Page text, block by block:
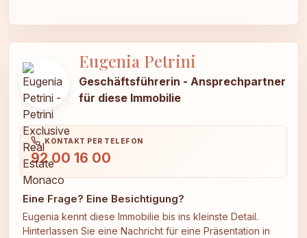
Eugenia Petrini
Geschäftsführerin - Ansprechpartner
für diese Immobilie
KONTAKT PER TELEFON
92 00 16 00
Eine Frage? Eine Besichtigung?
Eugenia kennt diese Immobilie bis ins kleinste Detail.
Hinterlassen Sie eine Nachricht für eine Präsentation in